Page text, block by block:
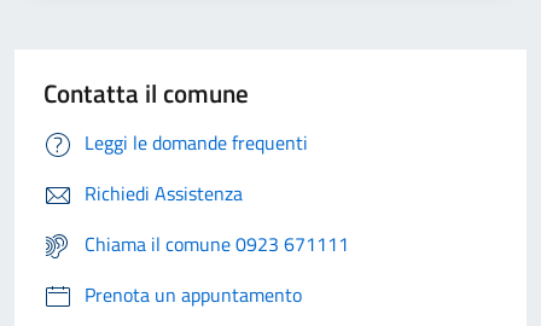
Contatta il comune
Leggi le domande frequenti
Richiedi Assistenza
Chiama il comune 0923 671111
Prenota un appuntamento